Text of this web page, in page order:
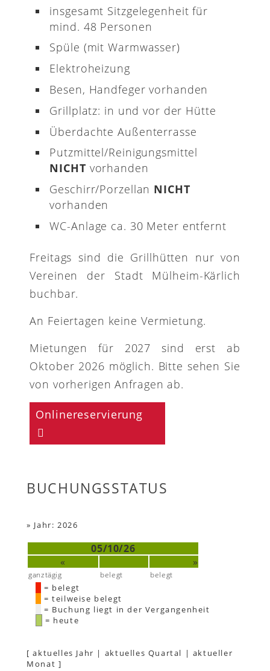
insgesamt Sitzgelegenheit für
mind. 48 Personen
Spüle (mit Warmwasser)
Elektroheizung
Besen, Handfeger vorhanden
Grillplatz: in und vor der Hütte
Überdachte Außenterrasse
Putzmittel/Reinigungsmittel
NICHT vorhanden
Geschirr/Porzellan NICHT
vorhanden
WC-Anlage ca. 30 Meter entfernt
Freitags sind die Grillhütten nur von
Vereinen der Stadt Mülheim-Kärlich
buchbar.
An Feiertagen keine Vermietung.
Mietungen für 2027 sind erst ab
Oktober 2026 möglich. Bitte sehen Sie
von vorherigen Anfragen ab.
Onlinereservierung
BUCHUNGSSTATUS
» Jahr: 2026
05/10/26
«
»
ganztägig belegt belegt
= belegt
= teilweise belegt
= Buchung liegt in der Vergangenheit
= heute
[aktuelles Jahr | aktuelles Quartal | aktueller
Monat ]